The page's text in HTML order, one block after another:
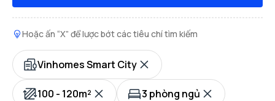
Hoặc ấn “X” để lược bớt các tiêu chí tìm kiếm
Vinhomes Smart City
100 - 120m² 3 phòng ngủ